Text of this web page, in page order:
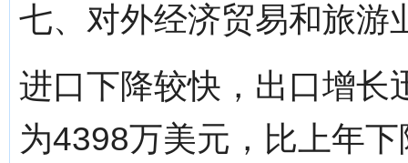
七、对外经济贸易和旅游
进口下降较快，出口增长
为4398万美元，比上年